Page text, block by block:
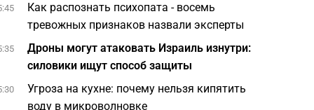
Как распознать психопата - восемь
тревожных признаков назвали эксперты
Дроны могут атаковать Израиль изнутри:
силовики ищут способ защиты
Угроза на кухне: почему нельзя кипятить
воду в микроволновке